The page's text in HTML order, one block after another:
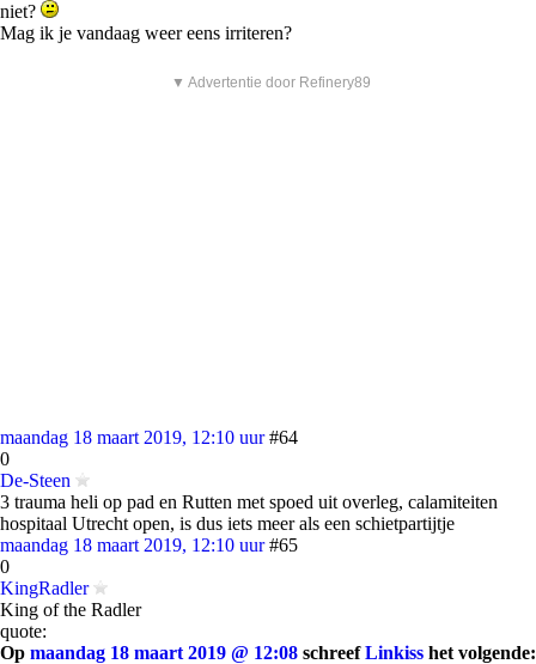
niet?
Mag ik je vandaag weer eens irriteren?
▼ Advertentie door Refinery89
maandag 18 maart 2019, 12:10 uur #64
0
De-Steen
3 trauma heli op pad en Rutten met spoed uit overleg, calamiteiten
hospitaal Utrecht open, is dus iets meer als een schietpartijtje
maandag 18 maart 2019, 12:10 uur #65
0
KingRadler
King of the Radler
quote:
Op maandag 18 maart 2019 @ 12:08 schreefLinkiss het volgende: